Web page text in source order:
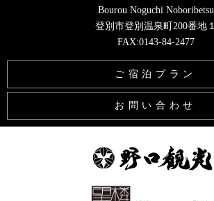
Bourou Noguchi Noboribetsu
登別市登別温泉町200番地１
FAX:0143-84-2477
ご宿泊プラン
お問い合わせ